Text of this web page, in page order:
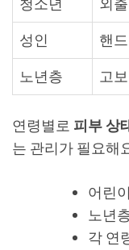
청소년
외
성인
핸
노년층
고
연령별로 피부 상
는 관리가 필요해
어린
노년
각 연